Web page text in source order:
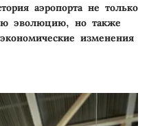
аэропорта не только
эволюцию, но также
изменения